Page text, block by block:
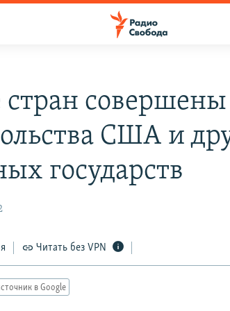
стран
США и
государств
Читать без VPN
в Google